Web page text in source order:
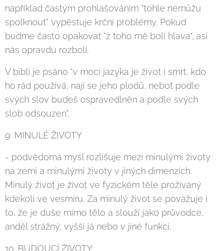
například častým prohlašováním "tohle nemůžu
spolknout" vypěstuje krční problémy. Pokud
budme často opakovat "z toho mě bolí hlava", asi
nás opravdu rozbolí.
V bibli je psáno "v moci jazyka je život i smrt, kdo
ho rád používá, nají se jeho plodů, neboť podle
svých slov budeš ospravedlněn a podle svých
slob odsouzen".
9. MINULÉ ŽIVOTY
- podvědomá mysl rozlišuje mezi minulými životy
na zemi a minulými životy v jiných dimenzích.
Minulý život je život ve fyzickém těle prožívaný
kdekoli ve vesmíru. Za minulý život se považuje i
to, že je duše mimo tělo a slouží jako průvodce,
anděl strážný, vyšší já nebo v jiné funkci.
10. BUDOUCÍ ŽIVOTY